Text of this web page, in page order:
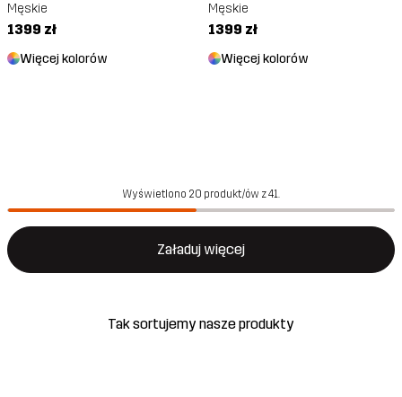
Męskie
1399 zł
Więcej kolorów
Męskie
1399 zł
Więcej kolorów
Wyświetlono 20 produkt/ów z 41.
Załaduj więcej
Tak sortujemy nasze produkty